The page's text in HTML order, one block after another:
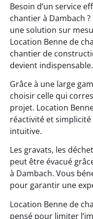
Besoin d’un service
chantier à Dambach
une solution sur
Location Benne de
chantier de
devient indispensable.
Grâce à une large
choisir celle qui
projet. Location
réactivité et
intuitive.
Les gravats, les
peut être évacué
à Dambach. Vous
pour garantir une
Location Benne de
pensé pour limiter